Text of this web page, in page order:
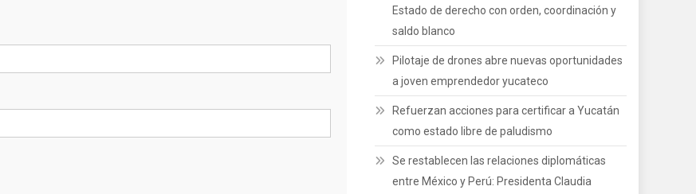
Estado de derecho con orden, coordinación y
saldo blanco
Pilotaje de drones abre nuevas oportunidades
a joven emprendedor yucateco
Refuerzan acciones para certificar a Yucatán
como estado libre de paludismo
Se restablecen las relaciones diplomáticas
entre México y Perú: Presidenta Claudia